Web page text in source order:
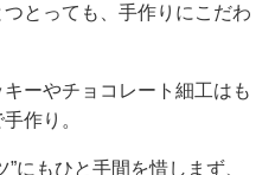
とっても、手作りにこだわ
ーやチョコレート細工はも
作り。
にもひと手間を惜しまず、